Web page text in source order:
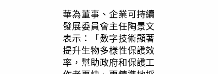
華為董事、企業可持續
發展委員會主任陶景文
表示：「數字技術顯著
提升生物多樣性保護效
率，幫助政府和保護工